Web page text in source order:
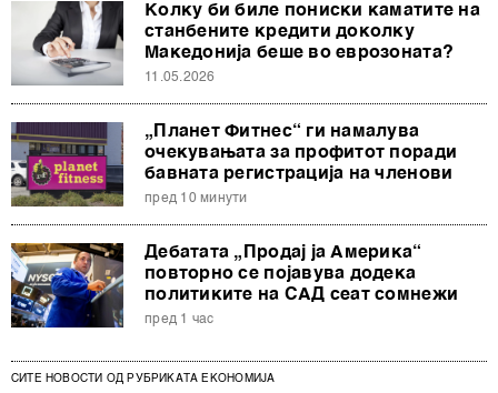
Колку би биле пониски каматите на
станбените кредити доколку
Македонија беше во еврозоната?
11.05.2026
„Планет Фитнес“ ги намалува
очекувањата за профитот поради
бавната регистрација на членови
пред 10 минути
Дебатата „Продај ја Америка“
повторно се појавува додека
политиките на САД сеат сомнежи
пред 1 час
СИТЕ НОВОСТИ ОД РУБРИКАТА ЕКОНОМИЈА